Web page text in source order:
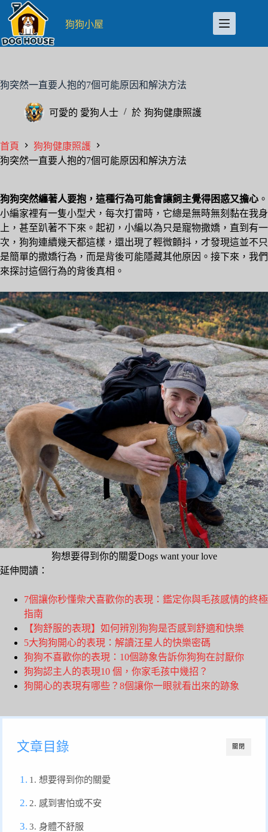
至
主
容
狗狗小屋
狗突然一直要人抱的7個可能原因和解決方法
可愛的 愛狗人士 於 狗狗健康照護
首頁
狗狗健康照護
狗突然一直要人抱的7個可能原因和解決方法
狗狗突然纏著人要抱，這種行為可能會讓飼主覺得困惑又擔心 。
小編家裡有一隻小型犬，每次打雷時，它總是無時無刻黏在我身
上，甚至趴著不下來。起初，小編以為只是寵物撒嬌，直到有一
次，狗狗連續幾天都這樣，還出現了輕微顫抖，才發現這並不只
是簡單的撒嬌行為，而是背後可能隱藏其他原因。接下來，我們
來探討這個行為的背後真相。
狗想要得到你的關愛Dogs want your love
延伸閱讀：
7個讓你秒懂柴犬喜歡你的表現：鑑定你與毛孩感情的終極
指南
【狗舒服的表現】如何辨別狗狗是否感到舒適和快樂
5大狗狗開心的表現：解讀汪星人的快樂密碼
狗狗不喜歡你的表現：10個跡象告訴你狗狗在討厭你
狗狗認主人的表現10 個，你家毛孩中幾招？
狗開心的表現有哪些？8個讓你一眼就看出來的跡象
關閉
文章目錄
1. 想要得到你的關愛
2. 感到害怕或不安
3. 身體不舒服